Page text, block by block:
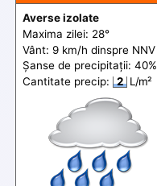
Averse izolate
Maxima zilei: 28°
Vânt: 9 km/h dinspre NNV
Șanse de precipitații: 40%
Cantitate precip:
2 L/m²